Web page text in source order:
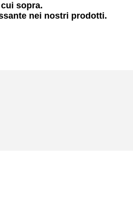
sopra.
nei nostri prodotti.